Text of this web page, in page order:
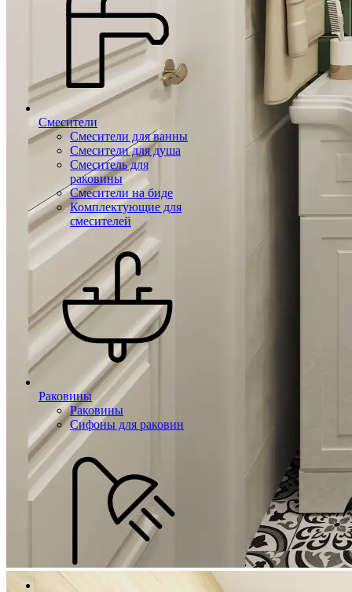
Смесители
Смесители для ванны
Смесители для душа
Смеситель для
раковины
Смесители на биде
Комплектующие для
смесителей
Раковины
Раковины
Сифоны для раковин